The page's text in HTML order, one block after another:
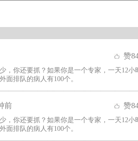
赞
，你还要抓？如果你是一个专家，一天12小
面排队的病人有100个。
前 赞
，你还要抓？如果你是一个专家，一天12小
面排队的病人有100个。